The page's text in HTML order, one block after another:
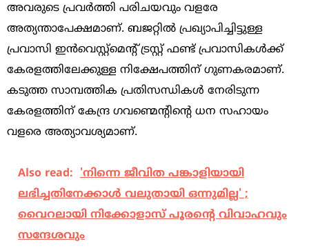
അവരുടെ പ്രവർത്തി പരിചയവും വളരേ
അത്യന്താപേക്ഷമാണ്. ബജറ്റിൽ പ്രഖ്യാപിച്ചിട്ടുള്ള
പ്രവാസി ഇൻവെസ്റ്റ്മെന്റ് ട്രസ്റ്റ് ഫണ്ട്‌ പ്രവാസികൾക്ക്
കേരളത്തിലേക്കുള്ള നിക്ഷേപത്തിന് ഗുണകരമാണ്.
കടുത്ത സാമ്പത്തിക പ്രതിസന്ധികൾ നേരിടുന്ന
കേരളത്തിന്‌ കേന്ദ്ര ഗവണ്മെന്റിന്റെ ധന സഹായം
വളരെ അത്യാവശ്യമാണ്.
Also read: 'നിന്നെ ജീവിത പങ്കാളിയായി
ലഭിച്ചതിനേക്കാള്‍ വലുതായി ഒന്നുമില്ല' ;
വൈറലായി നിക്കോളാസ് പൂരന്റെ വിവാഹവും
സന്ദേശവും